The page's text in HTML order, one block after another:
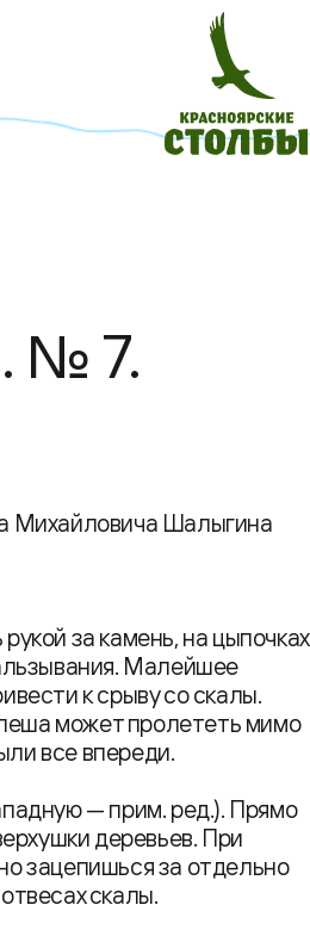
№ 7.
Михайловича Шалыгина
за камень, на цыпочках
Малейшее
к срыву со скалы.
может пролететь мимо
все впереди.
— прим. ред.). Прямо
деревьев. При
зацепишься за отдельно
скалы.